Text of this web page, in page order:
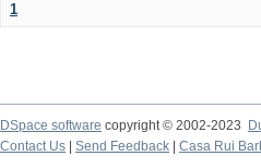
1
DSpace software copyright © 2002-2023
Contact Us
Send Feedback Casa Rui